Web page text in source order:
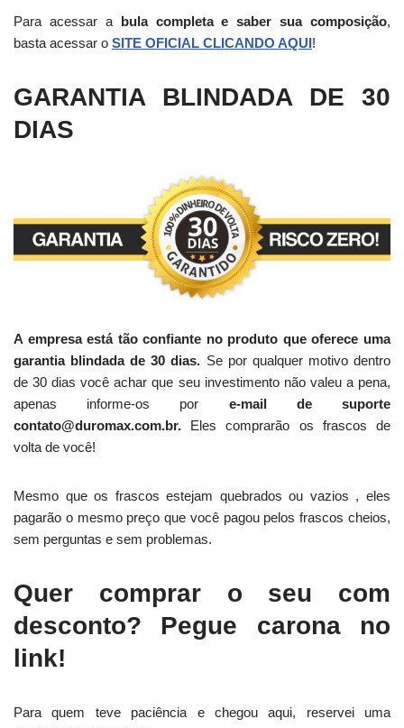
Para acessar a bula completa e saber sua composição,
basta acessar o SITE OFICIAL CLICANDO AQUI!
GARANTIA BLINDADA DE 30
DIAS
A empresa está tão confiante no produto que oferece uma
garantia blindada de 30 dias. Se por qualquer motivo dentro
de 30 dias você achar que seu investimento não valeu a pena,
apenas informe-os por e-mail de suporte
contato@duromax.com.br. Eles comprarão os frascos de
volta de você!
Mesmo que os frascos estejam quebrados ou vazios , eles
pagarão o mesmo preço que você pagou pelos frascos cheios,
sem perguntas e sem problemas.
Quer comprar o seu com
desconto? Pegue carona no
link!
Para quem teve paciência e chegou aqui, reservei uma